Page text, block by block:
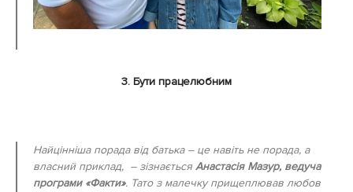
3. Бути працелюбним
Найцінніша порада від батька – це навіть не порада, а
власний приклад, – зізнається Анастасія Мазур, ведуча
програми «Факти». Тато з малечку прищеплював любов